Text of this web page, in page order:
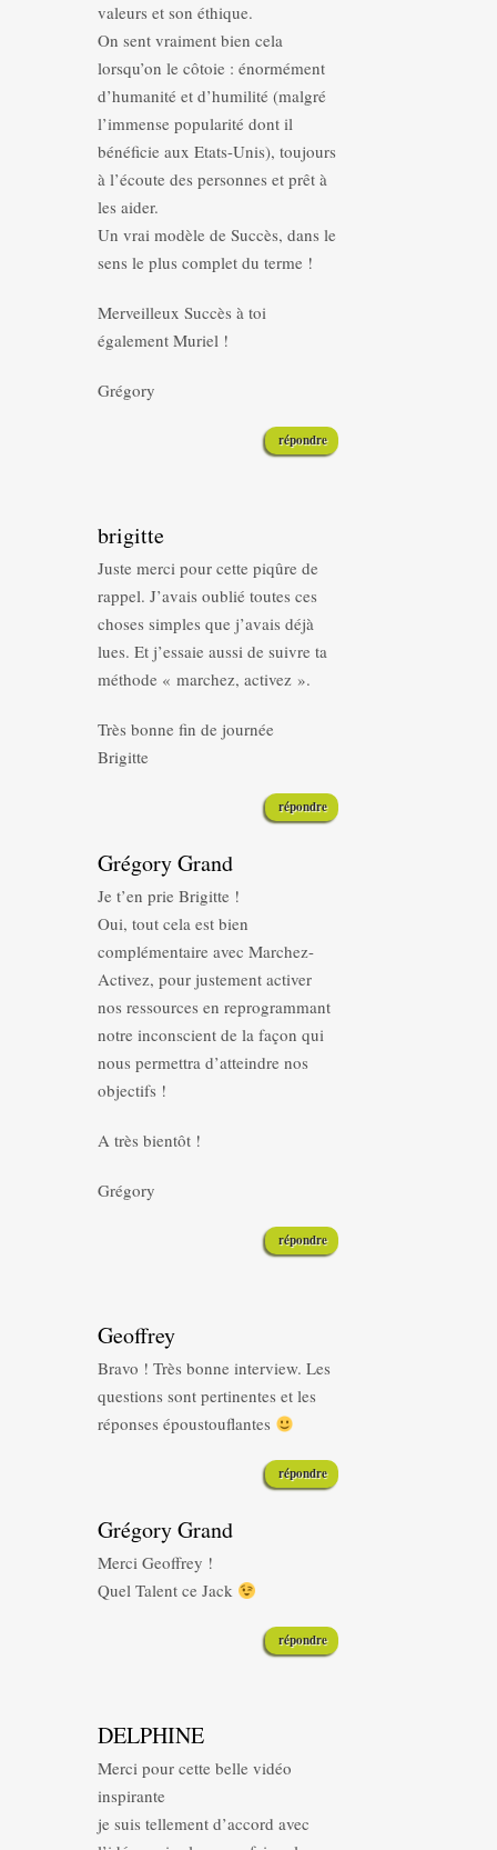
valeurs et son éthique.
On sent vraiment bien cela
lorsqu’on le côtoie : énormément
d’humanité et d’humilité (malgré
l’immense popularité dont il
bénéficie aux Etats-Unis), toujours
à l’écoute des personnes et prêt à
les aider.
Un vrai modèle de Succès, dans le
sens le plus complet du terme !
Merveilleux Succès à toi
également Muriel !
Grégory
répondre
brigitte
Juste merci pour cette piqûre de
rappel. J’avais oublié toutes ces
choses simples que j’avais déjà
lues. Et j’essaie aussi de suivre ta
méthode « marchez, activez ».
Très bonne fin de journée
Brigitte
répondre
Grégory Grand
Je t’en prie Brigitte !
Oui, tout cela est bien
complémentaire avec Marchez-
Activez, pour justement activer
nos ressources en reprogrammant
notre inconscient de la façon qui
nous permettra d’atteindre nos
objectifs !
A très bientôt !
Grégory
répondre
Geoffrey
Bravo ! Très bonne interview. Les
questions sont pertinentes et les
réponses époustouflantes
répondre
Grégory Grand
Merci Geoffrey !
Quel Talent ce Jack
répondre
DELPHINE
Merci pour cette belle vidéo
inspirante
je suis tellement d’accord avec